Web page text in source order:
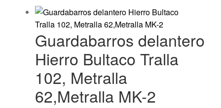
Guardabarros delantero
Hierro Bultaco Tralla
102, Metralla
62,Metralla MK-2